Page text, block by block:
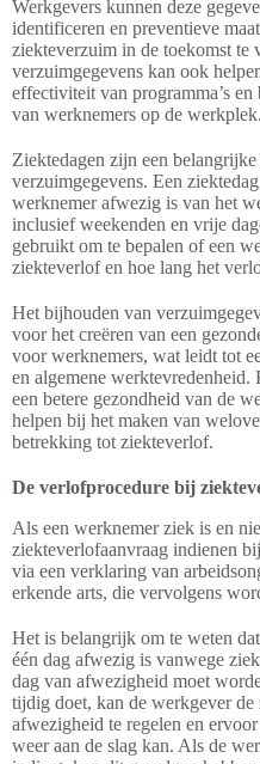
Werkgevers kunnen deze
identificeren en preventieve
ziekteverzuim in de toekomst te
verzuimgegevens kan ook
effectiviteit van programma’s
van werknemers op de werkplek.
Ziektedagen zijn een
verzuimgegevens. Een
werknemer afwezig is van het
inclusief weekenden en vrije
gebruikt om te bepalen of een
ziekteverlof en hoe lang het
Het bijhouden van
voor het creëren van een
voor werknemers, wat leidt tot
en algemene
een betere gezondheid van de
helpen bij het maken van
betrekking tot ziekteverlof.
De verlofprocedure bij
Als een werknemer ziek is en
ziekteverlofaanvraag indienen
via een verklaring van
erkende arts, die vervolgens
Het is belangrijk om te weten
één dag afwezig is vanwege
dag van afwezigheid moet
tijdig doet, kan de werkgever de
afwezigheid te regelen en
weer aan de slag kan. Als de